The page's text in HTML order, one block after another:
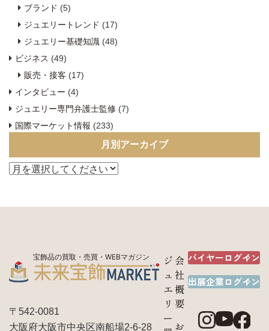
ブランド (5)
ジュエリートレンド (17)
ジュエリー基礎知識 (48)
ビジネス (49)
販売・接客 (17)
インタビュー (4)
ジュエリー専門弁護士監修 (7)
国際マーケット情報 (233)
月別アーカイブ
宝飾品の買取・売買・WEBマガジン
〒542-0081
大阪府大阪市中央区南船場2-6-28
ジ
ュ
エ
リ
ー
会
社
概
要
お
バイヤーログイン
出展企業ログイン